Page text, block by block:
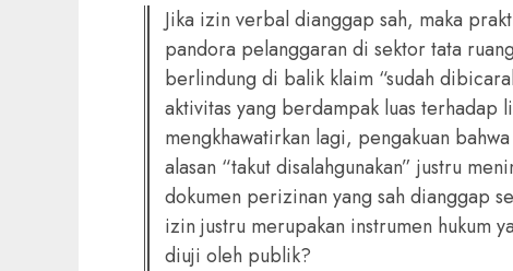
‎Jika izin verbal dianggap sah, maka
pandora pelanggaran di sektor tata
berlindung di balik klaim “sudah
aktivitas yang berdampak luas terhadap
mengkhawatirkan lagi, pengakuan
alasan “takut disalahgunakan” justru
dokumen perizinan yang sah dianggap
izin justru merupakan instrumen hukum
diuji oleh publik?